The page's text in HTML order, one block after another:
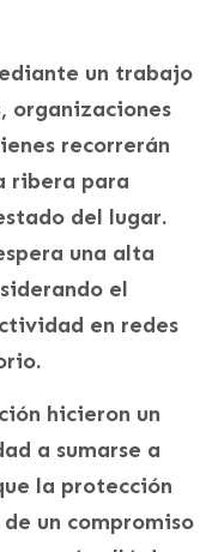
un trabajo
organizaciones
recorrerán
ribera para
del lugar.
una alta
el
en redes
hicieron un
a sumarse a
la protección
un compromiso